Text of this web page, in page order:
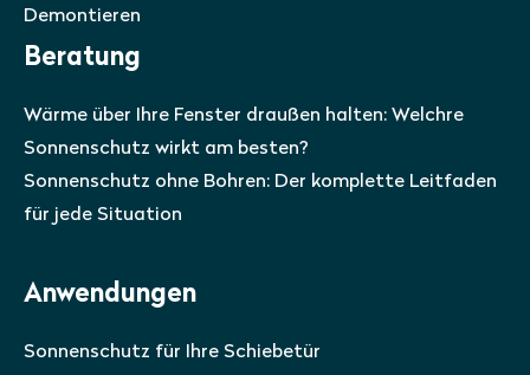
Demontieren
Beratung
Wärme über Ihre Fenster draußen halten: Welchre
Sonnenschutz wirkt am besten?
Sonnenschutz ohne Bohren: Der komplette Leitfaden
für jede Situation
Anwendungen
Sonnenschutz für Ihre Schiebetür